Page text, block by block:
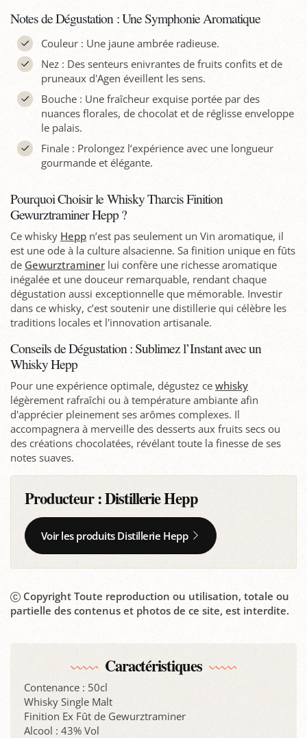
Notes de Dégustation : Une Symphonie Aromatique
Couleur : Une jaune ambrée radieuse.
Nez : Des senteurs enivrantes de fruits confits et de
pruneaux d'Agen éveillent les sens.
Bouche : Une fraîcheur exquise portée par des
nuances florales, de chocolat et de réglisse enveloppe
le palais.
Finale : Prolongez l’expérience avec une longueur
gourmande et élégante.
Pourquoi Choisir le Whisky Tharcis Finition
Gewurztraminer Hepp ?
Ce whisky Hepp n’est pas seulement un Vin aromatique, il
est une ode à la culture alsacienne. Sa finition unique en fûts
de Gewurztraminer lui confère une richesse aromatique
inégalée et une douceur remarquable, rendant chaque
dégustation aussi exceptionnelle que mémorable. Investir
dans ce whisky, c’est soutenir une distillerie qui célèbre les
traditions locales et l'innovation artisanale.
Conseils de Dégustation : Sublimez l’Instant avec un
Whisky Hepp
Pour une expérience optimale, dégustez ce whisky
légèrement rafraîchi ou à température ambiante afin
d'apprécier pleinement ses arômes complexes. Il
accompagnera à merveille des desserts aux fruits secs ou
des créations chocolatées, révélant toute la finesse de ses
notes suaves.
Producteur :Distillerie Hepp
Voir les produits Distillerie Hepp
Copyright Toute reproduction ou utilisation, totale ou
partielle des contenus et photos de ce site, est interdite.
Caractéristiques
Contenance : 50cl
Whisky Single Malt
Finition Ex Fût de Gewurztraminer
Alcool : 43% Vol